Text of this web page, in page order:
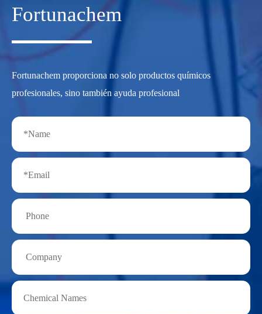
Fortunachem
Fortunachem proporciona no solo productos químicos
profesionales, sino también ayuda profesional